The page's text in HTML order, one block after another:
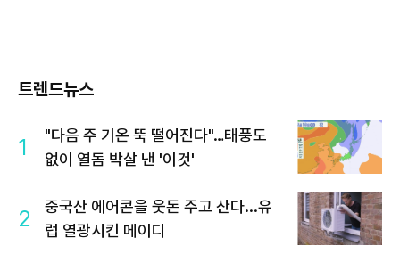
트렌드뉴스
1
"다음 주 기온 뚝 떨어진다"…태풍도
없이 열돔 박살 낸 '이것'
2
중국산 에어콘을 웃돈 주고 산다...유
럽 열광시킨 메이디